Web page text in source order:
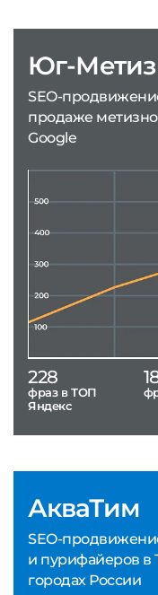
АкваТим
SEO-
и пурифайеров в
городах России
Юг-Метиз
SEO-
продаже
Google
228
фраз в ТОП
Яндекс